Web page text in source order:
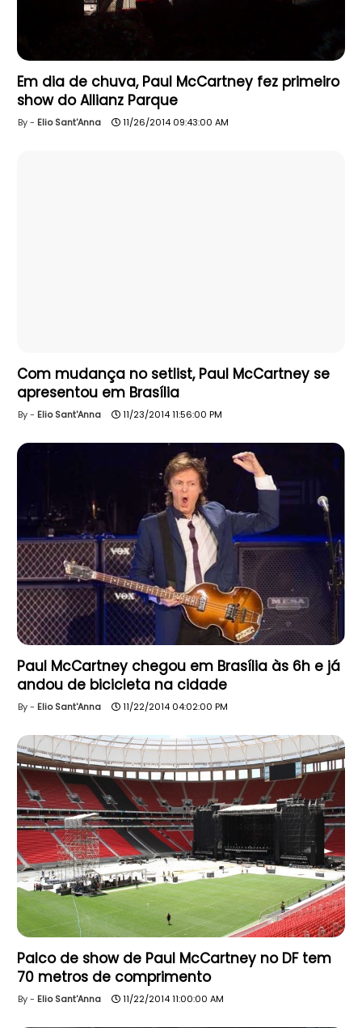
Em dia de chuva, Paul McCartney fez primeiro
show do Allianz Parque
Elio Sant'Anna 11/26/2014 09:43:00 AM
Com mudança no setlist, Paul McCartney se
apresentou em Brasília
Elio Sant'Anna 11/23/2014 11:56:00 PM
Paul McCartney chegou em Brasília às 6h e já
andou de bicicleta na cidade
Elio Sant'Anna 11/22/2014 04:02:00 PM
Palco de show de Paul McCartney no DF tem
70 metros de comprimento
Elio Sant'Anna 11/22/2014 11:00:00 AM